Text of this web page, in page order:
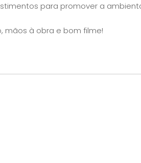
para promover a
mãos à obra e bom filme!